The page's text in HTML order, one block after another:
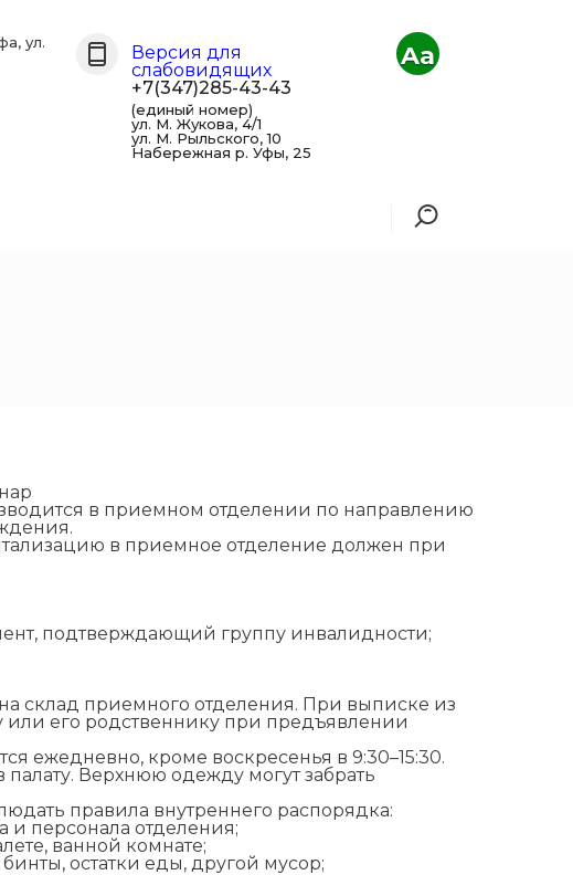
ул.
Версия для
слабовидящих
+7(347)285-43-43
(единый номер)
ул. М. Жукова, 4/1
ул. М. Рыльского, 10
Набережная р. Уфы, 25
Aa
в приемном отделении по направлению
в приемное отделение должен при
подтверждающий группу инвалидности;
склад приемного отделения. При выписке из
его родственнику при предъявлении
ежедневно, кроме воскресенья в 9:30–15:30.
Верхнюю одежду могут забрать
правила внутреннего распорядка:
персонала отделения;
ванной комнате;
остатки еды, другой мусор;